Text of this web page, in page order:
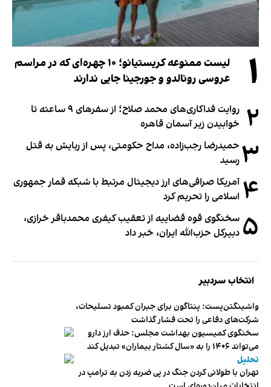
۱
لیست ممنوعه کریستیانو؛ ۱۰ چهره‌ای که در مراسم
عروسی رونالدو و جورجینا جایی ندارند
۲
روایت فداکاری‌های محمد صلاح؛ از سفرهای ۹ ساعته تا
خوابیدن زیر آسمان قاهره
۳ حمیدرضا رجب‌زاده، مداح حکومتی، پس از ربایش به قتل
رسید
۴ آمریکا صرافی‌های ارز دیجیتال مرتبط با شبکه قمار جمهوری
اسلامی را تحریم کرد
۵ سخنگوی قوه قضاییه از تعقیب کیفری محمدباقر خرازی،
دبیر‌کل حزب‌الله ایران، خبر داد
انتخاب سردبیر
واشینگتن‌پست: پنتاگون برای جبران کمبود تسلیحات،
شرکت‌های دفاعی را تحت فشار گذاشت
سخنگوی کمیسیون بهداشت مجلس: حذف ارز دارو
می‌تواند ۱۴۰۶ را به «سال کشتار بیماران» تبدیل کند
تحلیل
تهران با طولانی کردن جنگ در پی ضربه زدن به ترامپ در